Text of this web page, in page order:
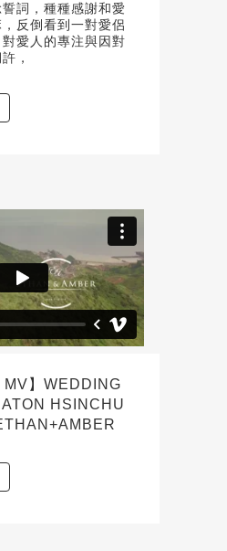
詞，種種感謝和愛
反倒看到一對愛侶
愛人的專注與因對
，
MV】WEDDING
HSINCHU